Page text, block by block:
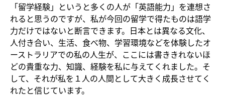
「留学経験」というと多くの人が「英語能力」を連想さ
れると思うのですが、私が今回の留学で得たものは語学
力だけではないと断言できます。日本とは異なる文化、
人付き合い、生活、食べ物、学習環境などを体験したオ
ーストラリアでの私の人生が、ここには書ききれないほ
どの貴重な力、知識、経験を私に与えてくれました。そ
して、それが私を１人の人間として大きく成長させてく
れたと信じています。